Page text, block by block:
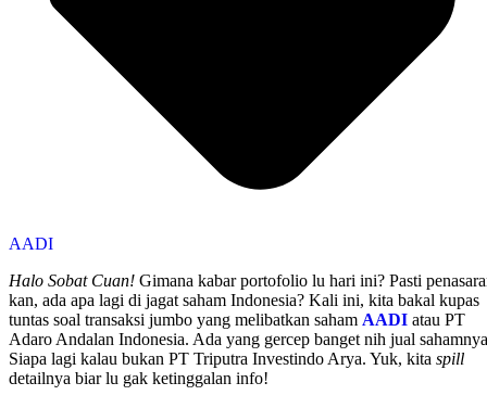
AADI
Halo Sobat Cuan! Gimana kabar portofolio lu hari ini? Pasti
kan, ada apa lagi di jagat saham Indonesia? Kali ini, kita bakal kupas
tuntas soal transaksi jumbo yang melibatkan saham AADI atau PT
Adaro Andalan Indonesia. Ada yang gercep banget nih jual
Siapa lagi kalau bukan PT Triputra Investindo Arya. Yuk, kita spill
detailnya biar lu gak ketinggalan info!